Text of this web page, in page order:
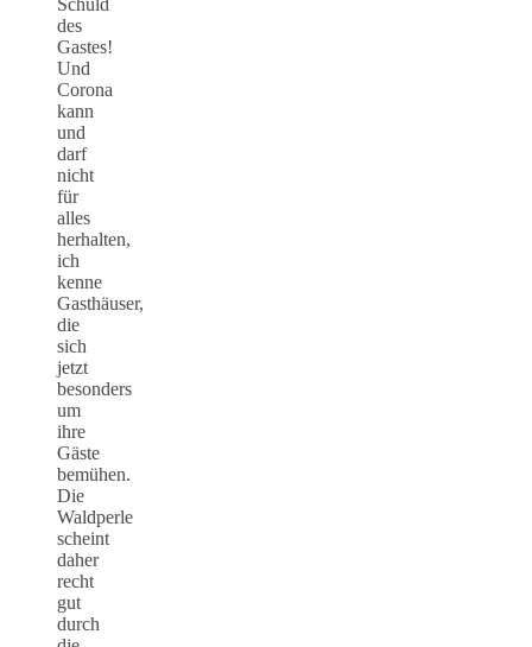
Schuld
des
Gastes!
Und
Corona
kann
und
darf
nicht
für
alles
herhalten,
ich
kenne
Gasthäuser,
die
sich
jetzt
besonders
um
ihre
Gäste
bemühen.
Die
Waldperle
scheint
daher
recht
gut
durch